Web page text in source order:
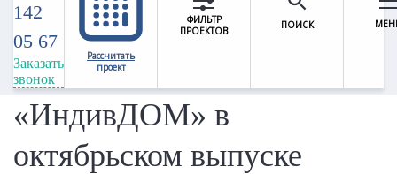
142
05 67
Заказать
звонок
Рассчитать
проект
ФИЛЬТР
ПРОЕКТОВ
ПОИСК
Главная | О компании
«ИндивДОМ» в октябрьском выпуске Бизнес-журнала
«ИндивДОМ» в
октябрьском выпуске